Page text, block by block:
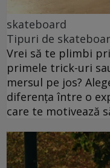
skateboard
Tipuri de
Vrei să te plimbi
primele trick-uri
mersul pe jos?
diferența între o
care te motivează